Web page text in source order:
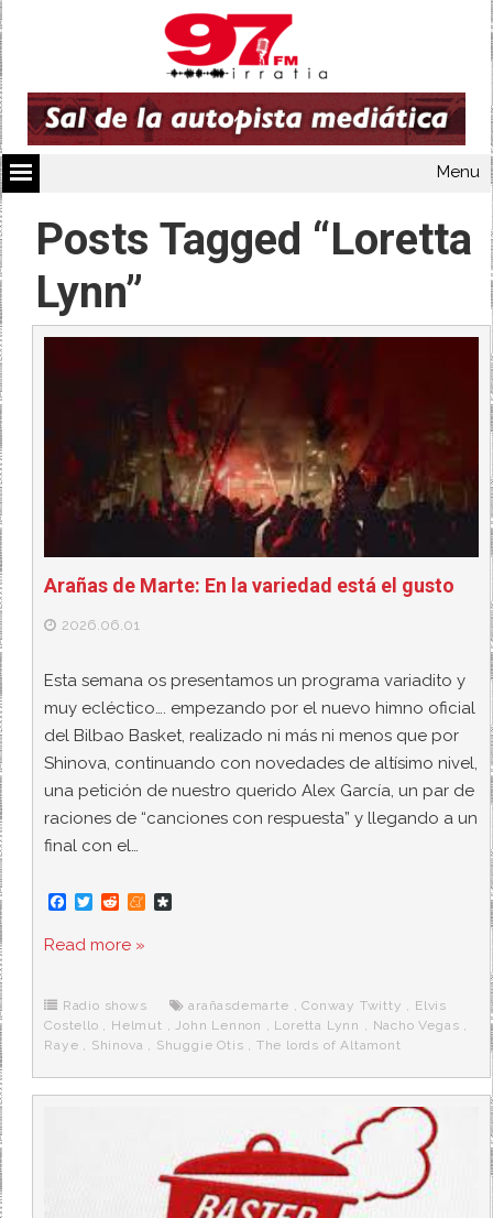
Menu
Posts Tagged “Loretta
Lynn”
Arañas de Marte: En la variedad está el gusto
2026.06.01
Esta semana os presentamos un programa variadito y
muy ecléctico…. empezando por el nuevo himno oficial
del Bilbao Basket, realizado ni más ni menos que por
Shinova, continuando con novedades de altísimo nivel,
una petición de nuestro querido Alex García, un par de
raciones de “canciones con respuesta” y llegando a un
final con el…
F
c
e
o
k
T
i
t
r
R
d
d
M
e
r
a
Read more »
Radio shows arañasdemarte ,Conway Twitty , Elvis
Costello , Helmut ,John Lennon , Loretta Lynn , Nacho Vegas ,
Raye , Shinova , Shuggie Otis , The lords of Altamont